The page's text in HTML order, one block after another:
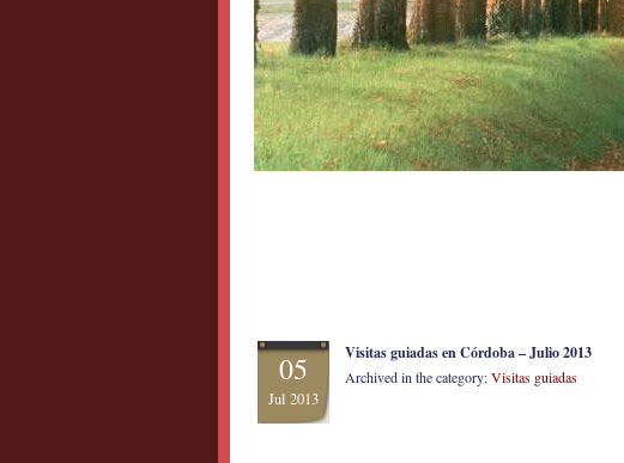
05
Jul 2013
Visitas guiadas en Córdoba – Julio 2013
Archived in the category:Visitas guiadas